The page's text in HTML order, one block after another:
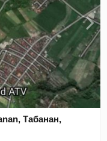
Табанан,